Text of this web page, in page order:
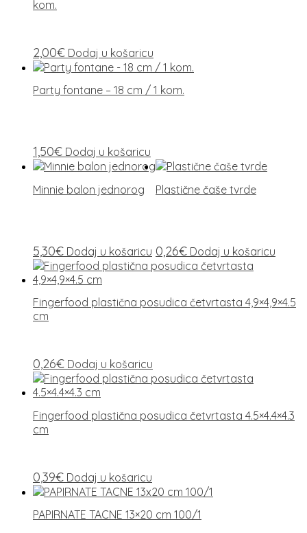
kom.
2,00€ Dodaj u košaricu
Party fontane – 18 cm / 1 kom.
1,50€ Dodaj u košaricu
Minnie balon jednorog
5,30€ Dodaj u košaricu
Plastične čaše tvrde
0,26€ Dodaj u košaricu
Fingerfood plastična posudica četvrtasta 4,9×4,9×4.5
cm
0,26€ Dodaj u košaricu
Fingerfood plastična posudica četvrtasta 4.5×4.4×4.3
cm
0,39€ Dodaj u košaricu
PAPIRNATE TACNE 13×20 cm 100/1